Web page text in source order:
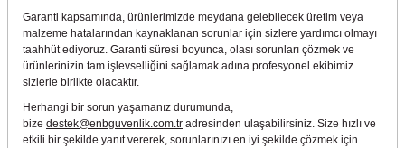
Garanti kapsamında, ürünlerimizde meydana gelebilecek üretim veya
malzeme hatalarından kaynaklanan sorunlar için sizlere yardımcı olmayı
taahhüt ediyoruz. Garanti süresi boyunca, olası sorunları çözmek ve
ürünlerinizin tam işlevselliğini sağlamak adına profesyonel ekibimiz
sizlerle birlikte olacaktır.
Herhangi bir sorun yaşamanız durumunda,
bize destek@enbguvenlik.com.tr adresinden ulaşabilirsiniz. Size hızlı ve
etkili bir şekilde yanıt vererek, sorunlarınızı en iyi şekilde çözmek için